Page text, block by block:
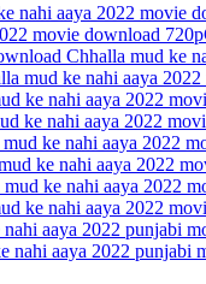
nahi aaya 2022 movie
movie download 720p
Chhalla mud ke
mud ke nahi aaya
ke nahi aaya 2022
ke nahi aaya 2022
ke nahi aaya 2022
ke nahi aaya 2022
ke nahi aaya 2022
ke nahi aaya 2022
aaya 2022 punjabi
nahi aaya 2022 punjabi